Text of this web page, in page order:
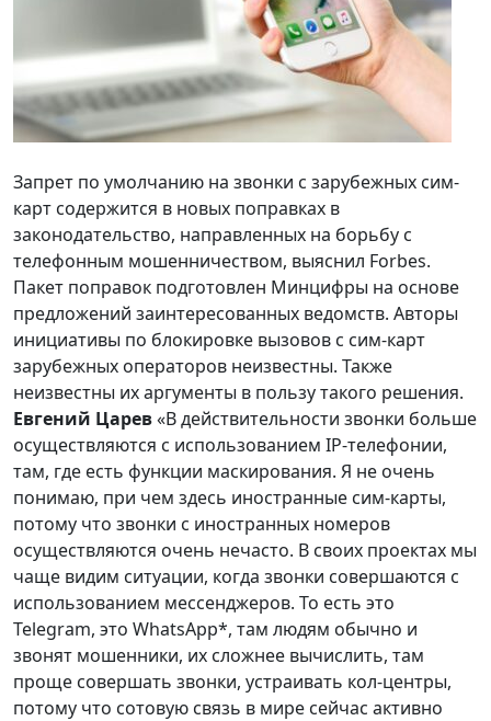
Запрет по умолчанию на звонки с зарубежных сим-
карт содержится в новых поправках в
законодательство, направленных на борьбу с
телефонным мошенничеством, выяснил Forbes.
Пакет поправок подготовлен Минцифры на основе
предложений заинтересованных ведомств. Авторы
инициативы по блокировке вызовов с сим-карт
зарубежных операторов неизвестны. Также
неизвестны их аргументы в пользу такого решения.
Евгений Царев«В действительности звонки больше
осуществляются с использованием IP-телефонии,
там, где есть функции маскирования. Я не очень
понимаю, при чем здесь иностранные сим-карты,
потому что звонки с иностранных номеров
осуществляются очень нечасто. В своих проектах мы
чаще видим ситуации, когда звонки совершаются с
использованием мессенджеров. То есть это
Telegram, это WhatsApp*, там людям обычно и
звонят мошенники, их сложнее вычислить, там
проще совершать звонки, устраивать кол-центры,
потому что сотовую связь в мире сейчас активно